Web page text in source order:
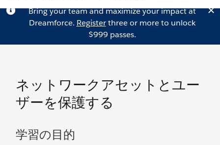
Bring your team and maximize your impact at
Dreamforce. Registerthree or more to unlock
$999 passes.
ネットワークアセットとユー
ザーを保護する
学習の目的